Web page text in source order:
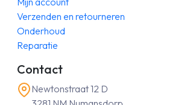
Verzenden en retourneren
Onderhoud
Reparatie
Contact
Newtonstraat 12 D